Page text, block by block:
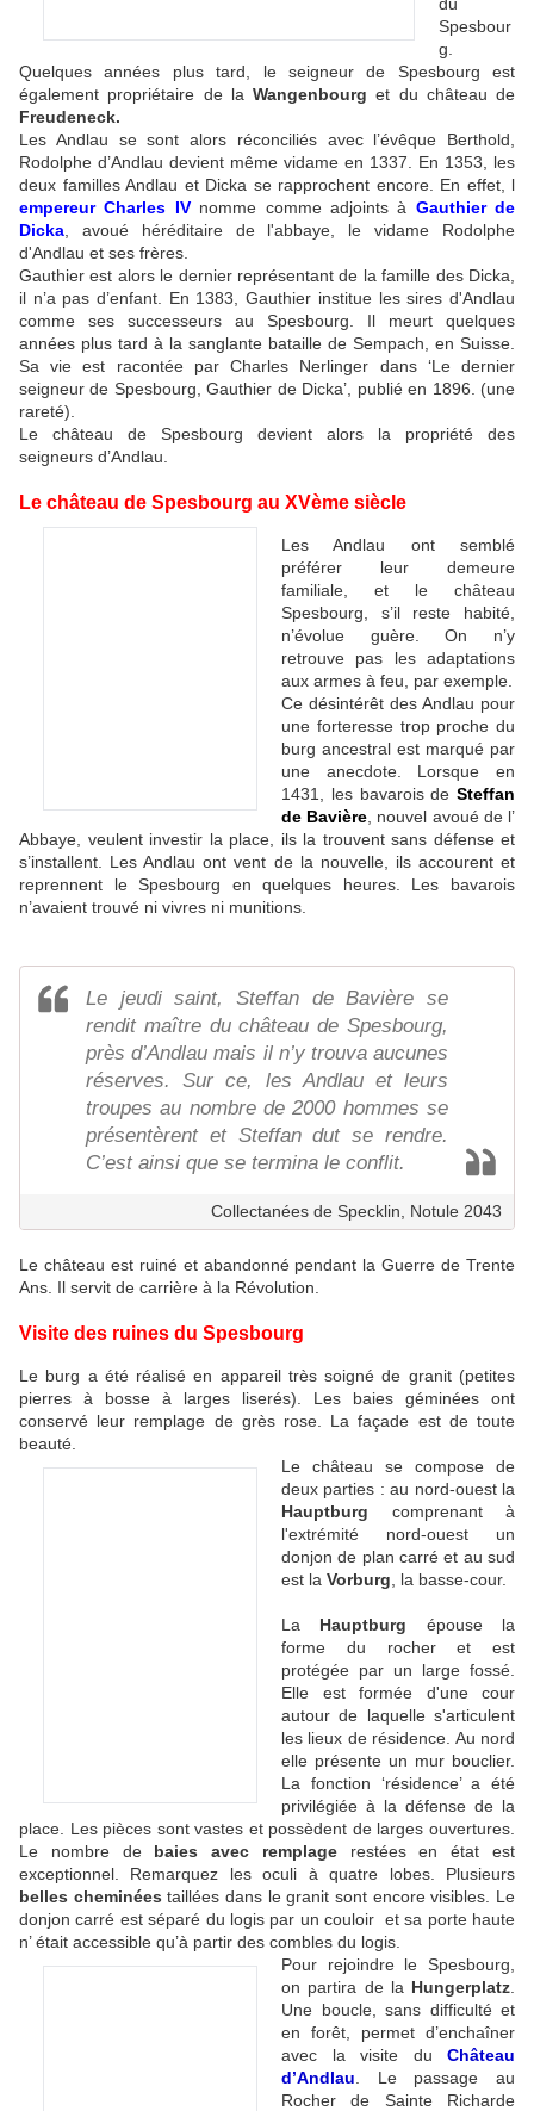
du
Spesbour
g.
Quelques années plus tard, le seigneur de Spesbourg est
également propriétaire de la Wangenbourg et du château de
Freudeneck.
Les Andlau se sont alors réconciliés avec l’évêque Berthold,
Rodolphe d’Andlau devient même vidame en 1337. En 1353, les
deux familles Andlau et Dicka se rapprochent encore. En effet, l
empereur Charles IVnomme comme adjoints à Gauthier de
Dicka, avoué héréditaire de l'abbaye, le vidame Rodolphe
d'Andlau et ses frères.
Gauthier est alors le dernier représentant de la famille des Dicka,
il n’a pas d’enfant. En 1383, Gauthier institue les sires d'Andlau
comme ses successeurs au Spesbourg. Il meurt quelques
années plus tard à la sanglante bataille de Sempach, en Suisse.
Sa vie est racontée par Charles Nerlinger dans ‘Le dernier
seigneur de Spesbourg, Gauthier de Dicka’, publié en 1896. (une
rareté).
Le château de Spesbourg devient alors la propriété des
seigneurs d’Andlau.
Le château de Spesbourg au XVème siècle
Les Andlau ont semblé
préférer leur demeure
familiale, et le château
Spesbourg, s’il reste habité,
n’évolue guère. On n’y
retrouve pas les adaptations
aux armes à feu, par exemple.
Ce désintérêt des Andlau pour
une forteresse trop proche du
burg ancestral est marqué par
une anecdote. Lorsque en
1431, les bavarois de Steffan
de Bavière , nouvel avoué de l’
Abbaye, veulent investir la place, ils la trouvent sans défense et
s’installent. Les Andlau ont vent de la nouvelle, ils accourent et
reprennent le Spesbourg en quelques heures. Les bavarois
n’avaient trouvé ni vivres ni munitions.
Le jeudi saint, Steffan de Bavière se
rendit maître du château de Spesbourg,
près d’Andlau mais il n’y trouva aucunes
réserves. Sur ce, les Andlau et leurs
troupes au nombre de 2000 hommes se
présentèrent et Steffan dut se rendre.
C’est ainsi que se termina le conflit.
Collectanées de Specklin, Notule 2043
Le château est ruiné et abandonné pendant la Guerre de Trente
Ans. Il servit de carrière à la Révolution.
Visite des ruines du Spesbourg
Le burg a été réalisé en appareil très soigné de granit (petites
pierres à bosse à larges liserés). Les baies géminées ont
conservé leur remplage de grès rose. La façade est de toute
beauté.
Le château se compose de
deux parties : au nord-ouest la
Hauptburg comprenant à
l'extrémité nord-ouest un
donjon de plan carré et au sud
est la Vorburg , la basse-cour.
La Hauptburg épouse la
forme du rocher et est
protégée par un large fossé.
Elle est formée d'une cour
autour de laquelle s'articulent
les lieux de résidence. Au nord
elle présente un mur bouclier.
La fonction ‘résidence’ a été
privilégiée à la défense de la
place. Les pièces sont vastes et possèdent de larges ouvertures.
Le nombre de baies avec remplagerestées en état est
exceptionnel. Remarquez les oculi à quatre lobes. Plusieurs
belles cheminées taillées dans le granit sont encore visibles. Le
donjon carré est séparé du logis par un couloir et sa porte haute
n’ était accessible qu’à partir des combles du logis.
Pour rejoindre le Spesbourg,
on partira de la Hungerplatz
Une boucle, sans difficulté et
en forêt, permet d’enchaîner
avec la visite du
Château
d’Andlau . Le passage au
Rocher de Sainte Richarde